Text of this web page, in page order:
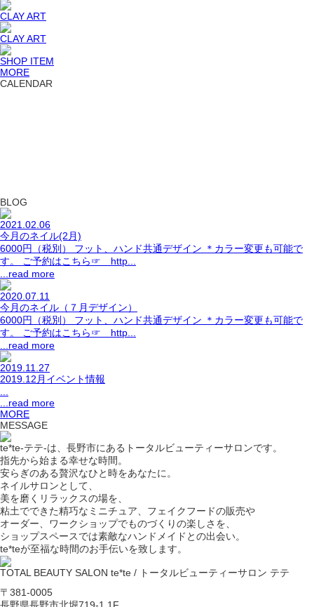
CLAY ART
CLAY ART
SHOP ITEM
MORE
CALENDAR
BLOG
2021.02.06
今月のネイル(2月)
6000円（税別） フット、ハンド共通デザイン ＊カラー変更も可能で
す。 ご予約はこちら☞ http...
...read more
2020.07.11
今月のネイル（７月デザイン）
6000円（税別） フット、ハンド共通デザイン ＊カラー変更も可能で
す。 ご予約はこちら☞ http...
...read more
2019.11.27
2019.12月イベント情報
...read more
MORE
MESSAGE
te*te-テテ-は、長野市にあるトータルビューティーサロンです。
指先から始まる幸せな時間。
安らぎのある贅沢なひと時をあなたに。
ネイルサロンとして、
美を磨くリラックスの場を、
粘土でできた精巧なミニチュア、フェイクフードの販売や
オーダー、ワークショップでものづくりの楽しさを、
ショップスペースでは素敵なハンドメイドとの出会い。
te*teが至福な時間のお手伝いを致します。
TOTAL BEAUTY SALON te*te / トータルビューティーサロン テテ
〒381-0005